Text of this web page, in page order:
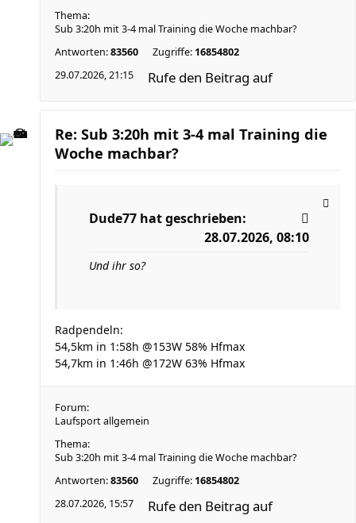
Thema:
Sub 3:20h mit 3-4 mal Training die Woche machbar?
Antworten:83560 Zugriffe: 16854802
29.07.2026, 21:15
Rufe den Beitrag auf
Re: Sub 3:20h mit 3-4 mal Training die
Woche machbar?
Dude77 hat geschrieben:
28.07.2026, 08:10
Und ihr so?
Radpendeln:
54,5km in 1:58h @153W 58% Hfmax
54,7km in 1:46h @172W 63% Hfmax
Forum:
Laufsport allgemein
Thema:
Sub 3:20h mit 3-4 mal Training die Woche machbar?
Antworten:83560 Zugriffe: 16854802
28.07.2026, 15:57
Rufe den Beitrag auf